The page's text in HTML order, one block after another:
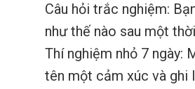
Câu hỏi trắc nghiệm:
như thế nào sau một
Thí nghiệm nhỏ 7 ngày:
tên một cảm xúc và ghi